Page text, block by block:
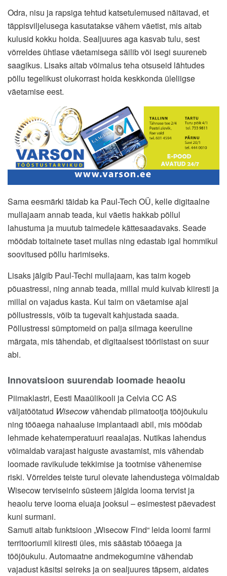
Odra, nisu ja rapsiga tehtud katsetulemused näitavad, et
täppisviljelusega kasutatakse vähem väetist, mis aitab
kulusid kokku hoida. Sealjuures aga kasvab tulu, sest
võrreldes ühtlase väetamisega säilib või isegi suureneb
saagikus. Lisaks aitab võimalus teha otsuseid lähtudes
põllu tegelikust olukorrast hoida keskkonda üleliigse
väetamise eest.
Sama eesmärki täidab ka Paul-Tech OÜ, kelle digitaalne
mullajaam annab teada, kui väetis hakkab põllul
lahustuma ja muutub taimedele kättesaadavaks. Seade
mõõdab toitainete taset mullas ning edastab igal hommikul
soovitused põllu harimiseks.
Lisaks jälgib Paul-Techi mullajaam, kas taim kogeb
põuastressi, ning annab teada, millal muld kuivab kiiresti ja
millal on vajadus kasta. Kui taim on väetamise ajal
põllustressis, võib ta tugevalt kahjustada saada.
Põllustressi sümptomeid on palja silmaga keeruline
märgata, mis tähendab, et digitaalsest tööriistast on suur
abi.
Innovatsioon suurendab loomade heaolu
Piimaklastri, Eesti Maaülikooli ja Celvia CC AS
väljatöötatud Wisecowvähendab piimatootja tööjõukulu
ning tööaega nahaaluse implantaadi abil, mis mõõdab
lehmade kehatemperatuuri reaalajas. Nutikas lahendus
võimaldab varajast haiguste avastamist, mis vähendab
loomade ravikulude tekkimise ja tootmise vähenemise
riski. Võrreldes teiste turul olevate lahendustega võimaldab
Wisecow terviseinfo süsteem jälgida looma tervist ja
heaolu terve looma eluaja jooksul – esimestest päevadest
kuni surmani.
Samuti aitab funktsioon „Wisecow Find“ leida loomi farmi
territooriumil kiiresti üles, mis säästab tööaega ja
tööjõukulu. Automaatne andmekogumine vähendab
vajadust käsitsi seireks ja on sealjuures täpsem, aidates